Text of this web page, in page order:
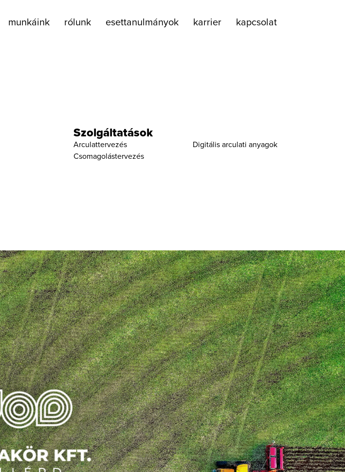
munkáink rólunk esettanulmányok karrier kapcsolat
Szolgáltatások
Arculattervezés
Csomagolástervezés
Digitális arculati anyagok